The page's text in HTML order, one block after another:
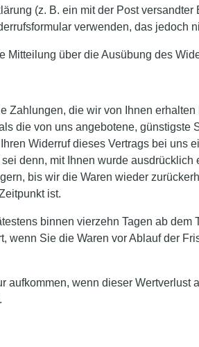
(z. B. ein mit der Post
verwenden, das jedoch
über die Ausübung des
Zahlungen, die wir von Ihnen
die von uns angebotene,
Widerruf dieses Vertrags bei
denn, mit Ihnen wurde
bis wir die Waren wieder
ist.
binnen vierzehn Tagen ab
wenn Sie die Waren vor Ablauf der
aufkommen, wenn dieser